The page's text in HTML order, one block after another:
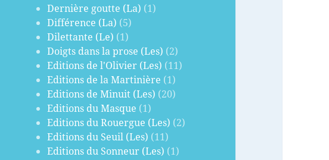
Dernière goutte (La) (1)
Différence (La) (5)
Dilettante (Le) (1)
Doigts dans la prose (Les) (2)
Editions de l'Olivier (Les) (11)
Editions de la Martinière (1)
Editions de Minuit (Les) (20)
Editions du Masque (1)
Editions du Rouergue (Les) (2)
Editions du Seuil (Les) (11)
Editions du Sonneur (Les) (1)